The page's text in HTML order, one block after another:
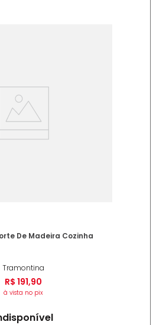
De Madeira Cozinha
Tramontina
R$ 191,90
à vista no pix